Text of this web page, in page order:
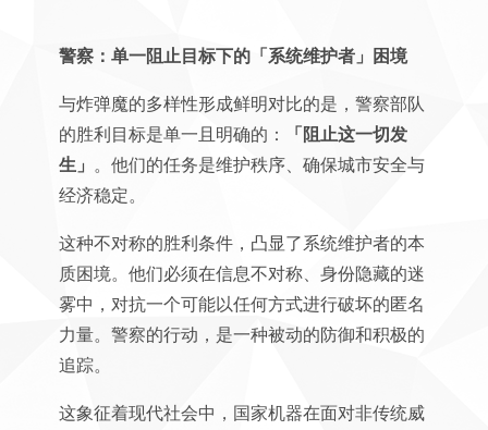
警察：单一阻止目标下的「系统维护者」困境
与炸弹魔的多样性形成鲜明对比的是，警察部队
的胜利目标是单一且明确的：
「阻止这一切发
生」 。他们的任务是维护秩序、确保城市安全与
经济稳定。
这种不对称的胜利条件，凸显了系统维护者的本
质困境。他们必须在信息不对称、身份隐藏的迷
雾中，对抗一个可能以任何方式进行破坏的匿名
力量。警察的行动，是一种被动的防御和积极的
追踪。
这象征着现代社会中，国家机器在面对非传统威